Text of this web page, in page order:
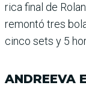
rica final de
remontó tres
cinco sets y 5
ANDREEVA